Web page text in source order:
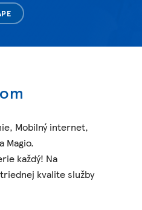
Mobilný internet,
Magio.
každý! Na
kvalite služby